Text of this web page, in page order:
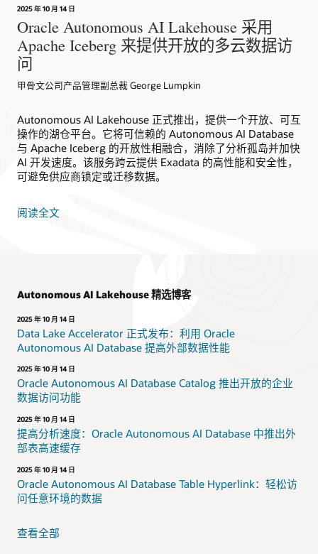
2025 年 10 月 14 日
Oracle Autonomous AI Lakehouse 采用
Apache Iceberg 来提供开放的多云数据访
问
甲骨文公司产品管理副总裁 George Lumpkin
Autonomous AI Lakehouse 正式推出，提供一个开放、可互
操作的湖仓平台。它将可信赖的 Autonomous AI Database
与 Apache Iceberg 的开放性相融合，消除了分析孤岛并加快
AI 开发速度。该服务跨云提供 Exadata 的高性能和安全性，
可避免供应商锁定或迁移数据。
阅读全文
Autonomous AI Lakehouse 精选博客
2025 年 10 月 14 日
Data Lake Accelerator 正式发布：利用 Oracle
Autonomous AI Database 提高外部数据性能
2025 年 10 月 14 日
Oracle Autonomous AI Database Catalog 推出开放的企业
数据访问功能
2025 年 10 月 14 日
提高分析速度：Oracle Autonomous AI Database 中推出外
部表高速缓存
2025 年 10 月 14 日
Oracle Autonomous AI Database Table Hyperlink：轻松访
问任意环境的数据
查看全部